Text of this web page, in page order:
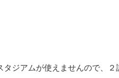
ジアムが使えませんので、